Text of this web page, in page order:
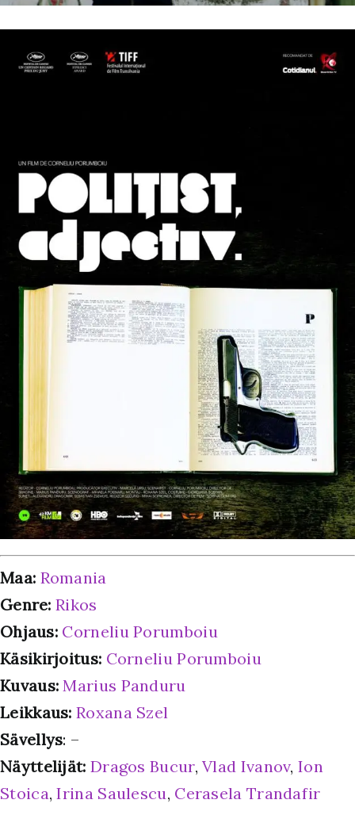
Maa: Romania
Genre: Rikos
Ohjaus: Corneliu Porumboiu
Käsikirjoitus: Corneliu Porumboiu
Kuvaus: Marius Panduru
Leikkaus: Roxana Szel
Sävellys: –
Näyttelijät: Dragos Bucur,Vlad Ivanov,Ion
Stoica,Irina Saulescu, Cerasela Trandafir